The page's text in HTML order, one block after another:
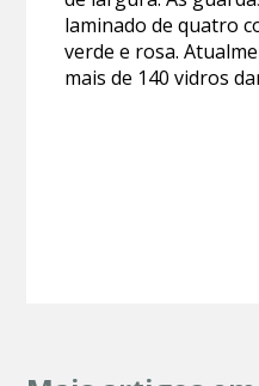
laminado de quatro
verde e rosa.
mais de 140 vidros